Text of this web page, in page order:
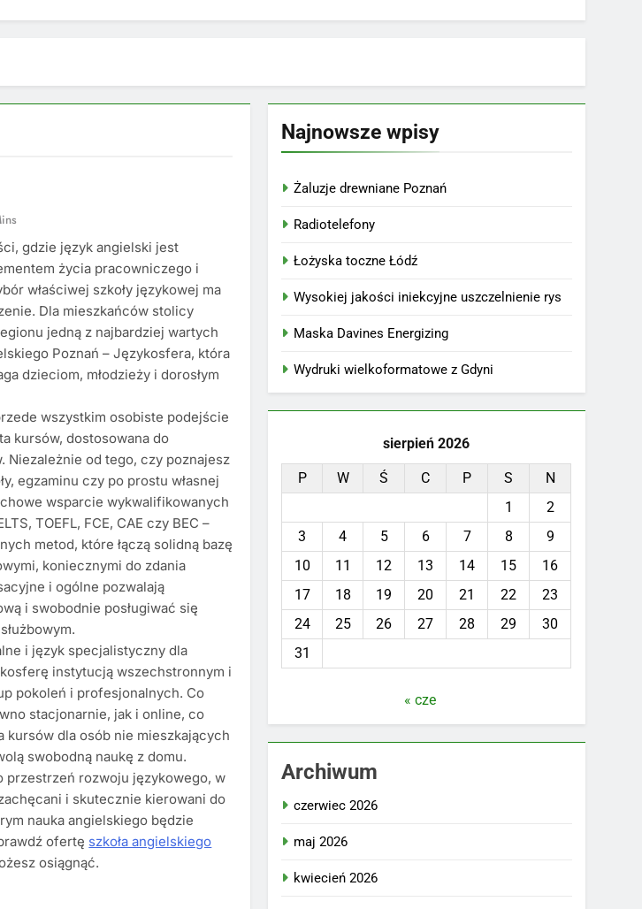
gdzie język angielski jest
życia pracowniczego i
właściwej szkoły językowej ma
Dla mieszkańców stolicy
jedną z najbardziej wartych
Poznań – Językosfera, która
dzieciom, młodzieży i dorosłym
wszystkim osobiste podejście
kursów, dostosowana do
od tego, czy poznajesz
egzaminu czy po prostu własnej
wsparcie wykwalifikowanych
TOEFL, FCE, CAE czy BEC –
metod, które łączą solidną bazę
koniecznymi do zdania
i ogólne pozwalają
i swobodnie posługiwać się
i język specjalistyczny dla
instytucją wszechstronnym i
pokoleń i profesjonalnych. Co
stacjonarnie, jak i online, co
dla osób nie mieszkających
swobodną naukę z domu.
przestrzeń rozwoju językowego, w
i skutecznie kierowani do
nauka angielskiego będzie
ofertę szkoła angielskiego
osiągnąć.
Najnowsze wpisy
Żaluzje drewniane Poznań
Radiotelefony
Łożyska toczne Łódź
Wysokiej jakości iniekcyjne uszczelnienie rys
Maska Davines Energizing
Wydruki wielkoformatowe z Gdyni
sierpień 2026
P W Ś C P S
N
1
2
3
4 5 6 7 8
9
10
11 12 13 14 15
16
17
18 19 20 21 22
23
24
25 26 27 28 29
30
31
« cze
Archiwum
czerwiec 2026
maj 2026
kwiecień 2026